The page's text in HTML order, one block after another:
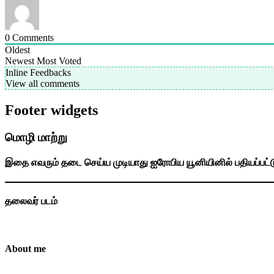
0 Comments
Oldest
Newest Most Voted
Inline Feedbacks
View all comments
Footer widgets
மொழி மாற்று
இதை எவரும் தடை செய்ய முடியாது ஐரோபிய யூனியினில்
தலைவர் படம்
About me